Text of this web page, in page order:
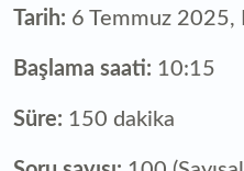
Tarih: 6 Temmuz 2025,
Başlama saati: 10:15
Süre: 150 dakika